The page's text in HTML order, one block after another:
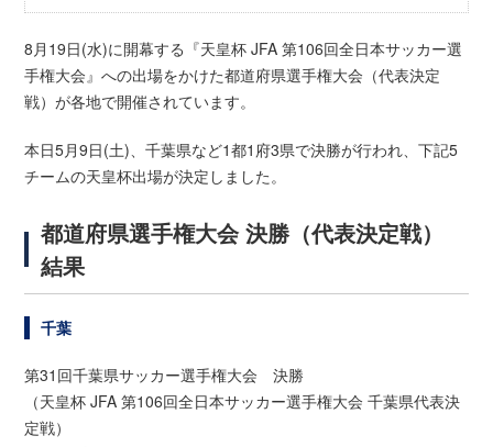
8月19日(水)に開幕する『天皇杯 JFA 第106回全日本サッカー選
手権大会』への出場をかけた都道府県選手権大会（代表決定
戦）が各地で開催されています。
本日5月9日(土)、千葉県など1都1府3県で決勝が行われ、下記5
チームの天皇杯出場が決定しました。
都道府県選手権大会 決勝（代表決定戦）
結果
千葉
第31回千葉県サッカー選手権大会 決勝
（天皇杯 JFA 第106回全日本サッカー選手権大会 千葉県代表決
定戦）